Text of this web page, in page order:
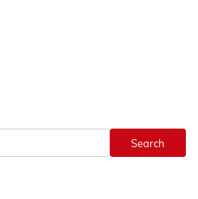
Search